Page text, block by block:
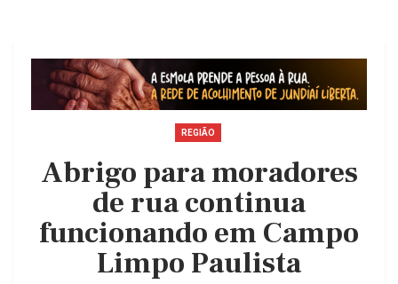
REGIÃO
Abrigo para moradores
de rua continua
funcionando em Campo
Limpo Paulista